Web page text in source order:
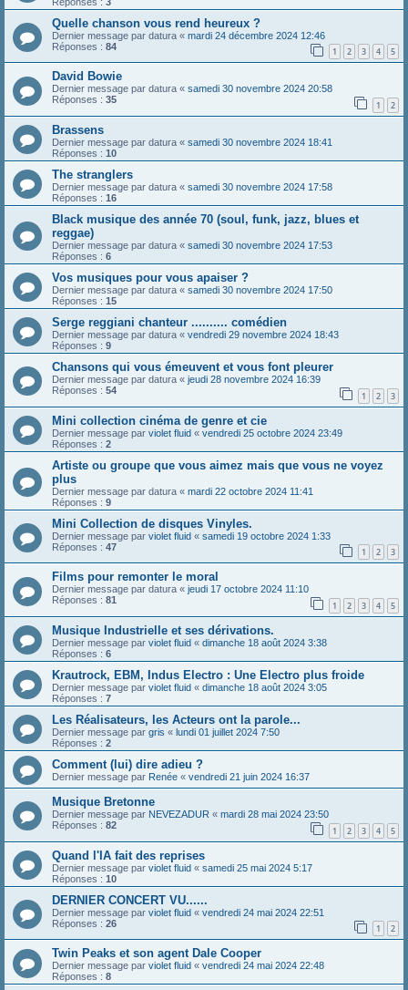
Quelle chanson vous rend heureux ?
Dernier message par datura « mardi 24 décembre 2024 12:46
Réponses : 84 1 2 3 4 5
David Bowie
Dernier message par datura « samedi 30 novembre 2024 20:58
Réponses : 35 1 2
Brassens
Dernier message par datura « samedi 30 novembre 2024 18:41
Réponses : 10
The stranglers
Dernier message par datura « samedi 30 novembre 2024 17:58
Réponses : 16
Black musique des année 70 (soul, funk, jazz, blues et
reggae)
Dernier message par datura « samedi 30 novembre 2024 17:53
Réponses : 6
Vos musiques pour vous apaiser ?
Dernier message par datura « samedi 30 novembre 2024 17:50
Réponses : 15
Serge reggiani chanteur .......... comédien
Dernier message par datura « vendredi 29 novembre 2024 18:43
Réponses : 9
Chansons qui vous émeuvent et vous font pleurer
Dernier message par datura « jeudi 28 novembre 2024 16:39
Réponses : 54 1 2 3
Mini collection cinéma de genre et cie
Dernier message par violet fluid « vendredi 25 octobre 2024 23:49
Réponses : 2
Artiste ou groupe que vous aimez mais que vous ne voyez
plus
Dernier message par datura « mardi 22 octobre 2024 11:41
Réponses : 9
Mini Collection de disques Vinyles.
Dernier message par violet fluid « samedi 19 octobre 2024 1:33
Réponses : 47 1 2 3
Films pour remonter le moral
Dernier message par datura « jeudi 17 octobre 2024 11:10
Réponses : 81 1 2 3 4 5
Musique Industrielle et ses dérivations.
Dernier message par violet fluid « dimanche 18 août 2024 3:38
Réponses : 6
Krautrock, EBM, Indus Electro : Une Electro plus froide
Dernier message par violet fluid « dimanche 18 août 2024 3:05
Réponses : 7
Les Réalisateurs, les Acteurs ont la parole...
Dernier message par gris « lundi 01 juillet 2024 7:50
Réponses : 2
Comment (lui) dire adieu ?
Dernier message par Renée « vendredi 21 juin 2024 16:37
Musique Bretonne
Dernier message par NEVEZADUR « mardi 28 mai 2024 23:50
Réponses : 82 1 2 3 4 5
Quand l'IA fait des reprises
Dernier message par violet fluid « samedi 25 mai 2024 5:17
Réponses : 10
DERNIER CONCERT VU......
Dernier message par violet fluid « vendredi 24 mai 2024 22:51
Réponses : 26 1 2
Twin Peaks et son agent Dale Cooper
Dernier message par violet fluid « vendredi 24 mai 2024 22:48
Réponses : 8